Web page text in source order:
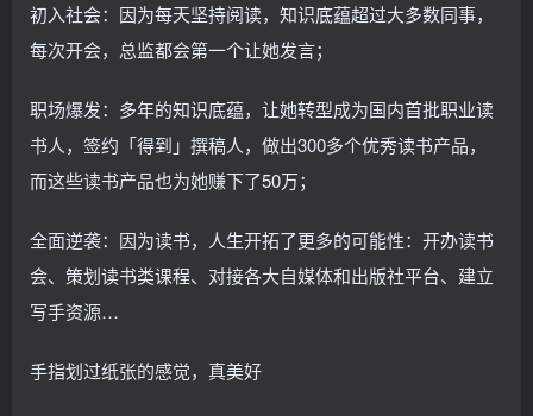
初入社会：因为每天坚持阅读，知识底蕴超过大多数同事，
每次开会，总监都会第一个让她发言；
职场爆发：多年的知识底蕴，让她转型成为国内首批职业读
书人，签约「得到」撰稿人，做出300多个优秀读书产品，
而这些读书产品也为她赚下了50万；
全面逆袭：因为读书，人生开拓了更多的可能性：开办读书
会、策划读书类课程、对接各大自媒体和出版社平台、建立
写手资源…
手指划过纸张的感觉，真美好